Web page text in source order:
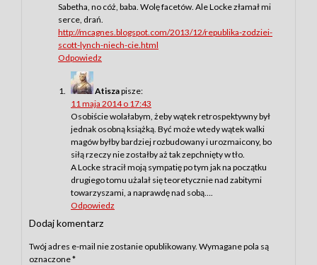
Sabetha, no cóż, baba. Wolę facetów. Ale Locke złamał mi
serce, drań.
http://mcagnes.blogspot.com/2013/12/republika-zodziei-
scott-lynch-niech-cie.html
Odpowiedz
Atiszapisze:
11 maja 2014 o 17:43
Osobiście wolałabym, żeby wątek retrospektywny był
jednak osobną książką. Być może wtedy wątek walki
magów byłby bardziej rozbudowany i urozmaicony, bo
siłą rzeczy nie zostałby aż tak zepchnięty w tło.
A Locke stracił moją sympatię po tym jak na początku
drugiego tomu użalał się teoretycznie nad zabitymi
towarzyszami, a naprawdę nad sobą….
Odpowiedz
Dodaj komentarz
Twój adres e-mail nie zostanie opublikowany. Wymagane pola są
oznaczone*